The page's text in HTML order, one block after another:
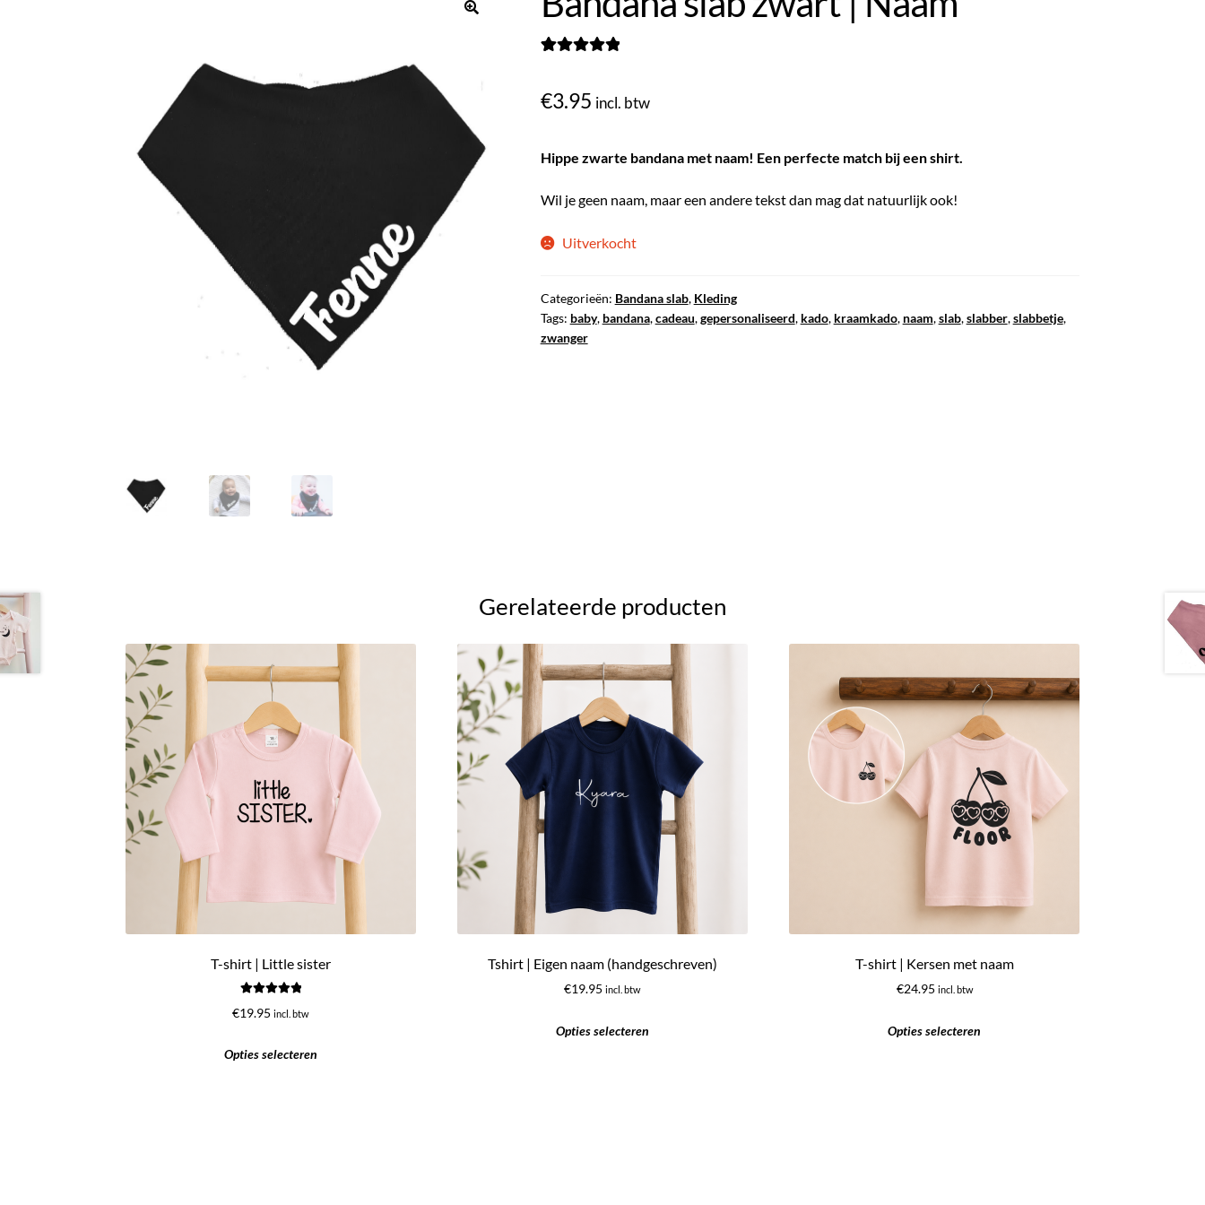
gebaseerd op
ing
€3.95 incl. btw
Hippe zwarte bandana met naam! Een perfecte match bij een shirt.
Wil je geen naam, maar een andere tekst dan mag dat natuurlijk ook!
Uitverkocht
Categorieën: Bandana slab, Kleding
Tags: baby, bandana,cadeau,gepersonaliseerd, kado, kraamkado, naam,slab,slabber,slabbetje,
zwanger
Gerelateerde producten
T-shirt | Little sister
5.00 uit 5
€19.95 incl. btw
Opties selecteren
Tshirt | Eigen naam (handgeschreven)
€19.95 incl. btw
Opties selecteren
T-shirt | Kersen met naam
€24.95 incl. btw
Opties selecteren